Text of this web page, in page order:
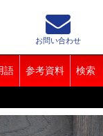
語 参考資料 検索
お問い合わせ